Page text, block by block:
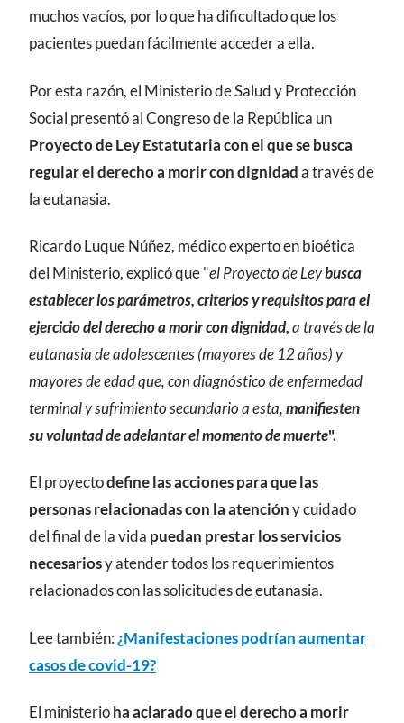
muchos vacíos, por lo que ha dificultado que los
pacientes puedan fácilmente acceder a ella.
Por esta razón, el Ministerio de Salud y Protección
Social presentó al Congreso de la República un
Proyecto de Ley Estatutaria con el que se busca
regular el derecho a morir con dignidada través de
la eutanasia.
Ricardo Luque Núñez, médico experto en bioética
del Ministerio, explicó que "el Proyecto de Leybusca
establecer los parámetros, criterios y requisitos para el
ejercicio del derecho a morir con dignidad,a través de la
eutanasia de adolescentes (mayores de 12 años) y
mayores de edad que, con diagnóstico de enfermedad
terminal y sufrimiento secundario a esta,manifiesten
su voluntad de adelantar el momento de muerte".
El proyectodefine las acciones para que las
personas relacionadas con la atencióny cuidado
del final de la vida puedan prestar los servicios
necesariosy atender todos los requerimientos
relacionados con las solicitudes de eutanasia.
Lee también: ¿Manifestaciones podrían aumentar
casos de covid-19?
El ministerioha aclarado que el derecho a morir